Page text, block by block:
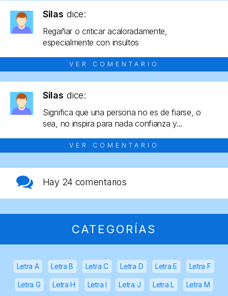
Silas dice:
Regañar o criticar acaloradamente,
especialmente con insultos
VER COMENTARIO
Silas dice:
Significa que una persona no es de fiarse, o
sea, no inspira para nada confianza y...
VER COMENTARIO
Hay 24 comentarios
CATEGORÍAS
Letra A Letra B Letra C Letra D Letra E Letra F
Letra G Letra H Letra I Letra J Letra L Letra M